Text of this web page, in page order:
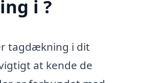
i ?
tagdækning i dit
at kende de